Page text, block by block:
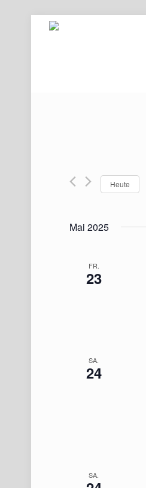
Heute
Mai 2025
FR.
23
SA.
24
SA.